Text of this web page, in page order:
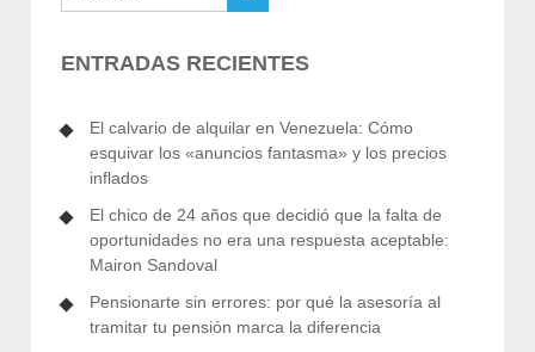
ENTRADAS RECIENTES
El calvario de alquilar en Venezuela: Cómo
esquivar los «anuncios fantasma» y los precios
inflados
El chico de 24 años que decidió que la falta de
oportunidades no era una respuesta aceptable:
Mairon Sandoval
Pensionarte sin errores: por qué la asesoría al
tramitar tu pensión marca la diferencia